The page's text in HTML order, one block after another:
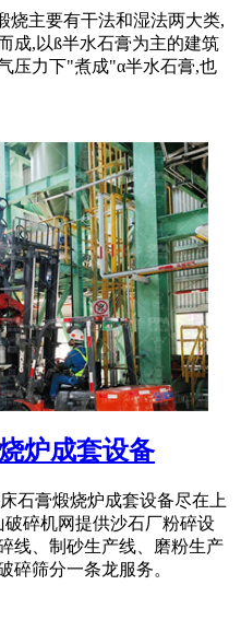
烧主要有干法和湿法两大类,
成,以ß半水石膏为主的建筑
压力下"煮成"α半水石膏,也
炉成套设备
石膏煅烧炉成套设备尽在上
碎机网提供沙石厂粉碎设
线、制砂生产线、磨粉生产
碎筛分一条龙服务。